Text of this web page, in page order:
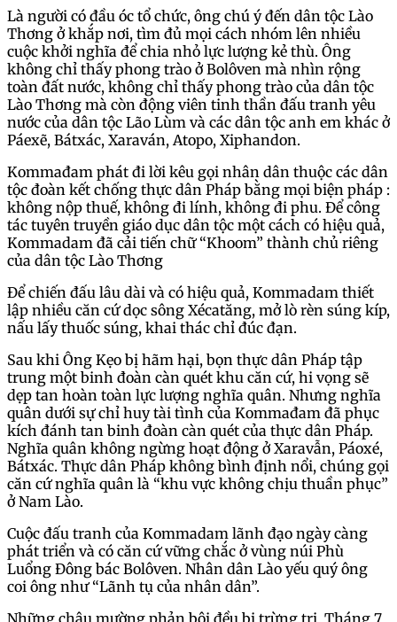
Là người có đầu óc tổ chức, ông chú ý đến dân tộc Lào
Thơng ở khắp nơi, tìm đủ mọi cách nhóm lên nhiều
cuộc khởi nghĩa để chia nhỏ lực lượng kẻ thù. Ông
không chỉ thấy phong trào ở Bolôven mà nhìn rộng
toàn đất nước, không chỉ thấy phong trào của dân tộc
Lào Thơng mà còn động viên tinh thần đấu tranh yêu
nước của dân tộc Lão Lùm và các dân tộc anh em khác ở
Páexẽ, Bátxác, Xaraván, Atopo, Xiphandon.
Kommađam phát đi lời kêu gọi nhân dân thuộc các dân
tộc đoàn kết chống thực dân Pháp bằng mọi biện pháp :
không nộp thuế, không đi lính, không đi phu. Để công
tác tuyên truyền giáo dục dân tộc một cách có hiệu quả,
Kommadam đã cải tiến chữ “Khoom” thành chủ riêng
của dân tộc Lào Thơng
Để chiến đấu lâu dài và có hiệu quả, Kommadam thiết
lập nhiều căn cứ dọc sông Xécatăng, mở lò rèn súng kíp,
nấu lấy thuốc súng, khai thác chỉ đúc đạn.
Sau khi Ông Kẹo bị hãm hại, bọn thực dân Pháp tập
trung một binh đoàn càn quét khu căn cứ, hi vọng sẽ
dẹp tan hoàn toàn lực lượng nghĩa quân. Nhưng nghĩa
quân dưới sự chỉ huy tài tình của Kommađam đã phục
kích đánh tan binh đoàn càn quét của thực dân Pháp.
Nghĩa quân không ngừng hoạt động ở Xaravẫn, Páoxé,
Bátxác. Thực dân Pháp không bình định nổi, chúng gọi
căn cứ nghĩa quân là “khu vực không chịu thuần phục”
ở Nam Lào.
Cuộc đấu tranh của Kommadam lãnh đạo ngày càng
phát triển và có căn cứ vững chắc ở vùng núi Phù
Luổng Đông bác Bolôven. Nhân dân Lào yếu quý ông
coi ông như “Lãnh tụ của nhân dân”.